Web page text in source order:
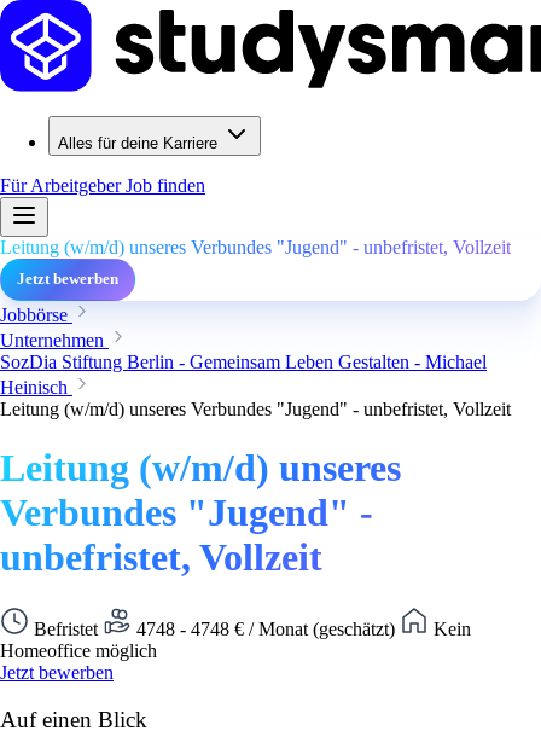
Alles für deine Karriere
Für ArbeitgeberJob finden
Leitung (w/m/d) unseres Verbundes "Jugend" - unbefristet, Vollzeit
Jetzt bewerben
Jobbörse
Unternehmen
SozDia Stiftung Berlin - Gemeinsam Leben Gestalten - Michael
Heinisch
Leitung (w/m/d) unseres Verbundes "Jugend" - unbefristet, Vollzeit
Leitung (w/m/d) unseres
Verbundes "Jugend" -
unbefristet, Vollzeit
Befristet 4748 - 4748 € / Monat (geschätzt)
Kein
Homeoffice möglich
Jetzt bewerben
Auf einen Blick